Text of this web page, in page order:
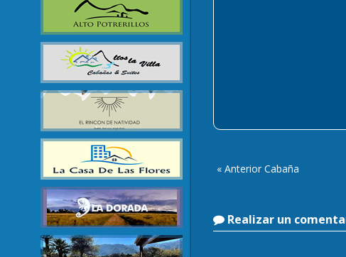
« Anterior Cabaña
Realizar un